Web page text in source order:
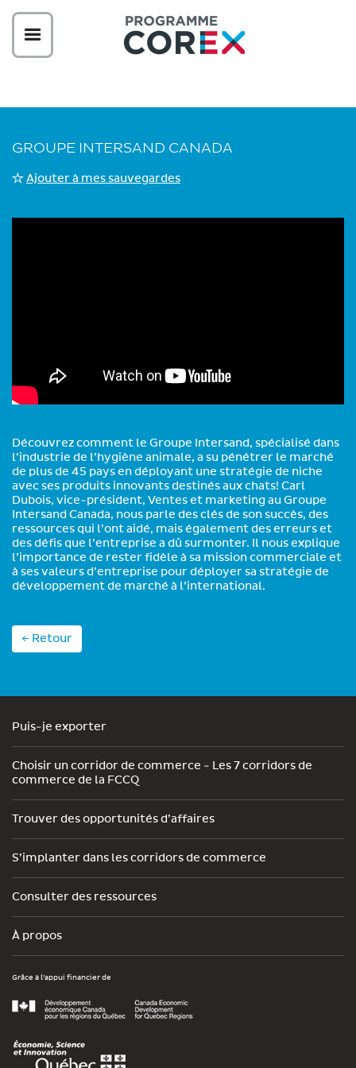
GROUPE INTERSAND CANADA
Ajouter à mes sauvegardes
Découvrez comment le Groupe Intersand, spécialisé dans
l’industrie de l’hygiène animale, a su pénétrer le marché
de plus de 45 pays en déployant une stratégie de niche
avec ses produits innovants destinés aux chats! Carl
Dubois, vice-président, Ventes et marketing au Groupe
Intersand Canada, nous parle des clés de son succès, des
ressources qui l’ont aidé, mais également des erreurs et
des défis que l’entreprise a dû surmonter. Il nous explique
l’importance de rester fidèle à sa mission commerciale et
à ses valeurs d’entreprise pour déployer sa stratégie de
développement de marché à l’international.
← Retour
Puis-je exporter
Choisir un corridor de commerce - Les 7 corridors de
commerce de la FCCQ
Trouver des opportunités d’affaires
S’implanter dans les corridors de commerce
Consulter des ressources
À propos
Grâce à l’appui financier de